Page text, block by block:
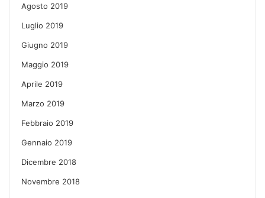
Agosto 2019
Luglio 2019
Giugno 2019
Maggio 2019
Aprile 2019
Marzo 2019
Febbraio 2019
Gennaio 2019
Dicembre 2018
Novembre 2018